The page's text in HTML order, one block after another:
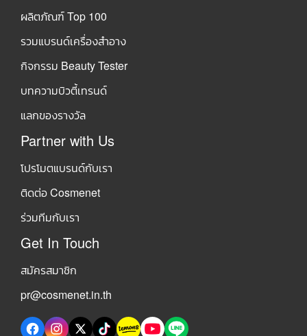
ผลิตภัณฑ์ Top 100
รวมแบรนด์เครื่องสำอาง
กิจกรรม Beauty Tester
บทความบิวตี้เทรนด์
แลกของรางวัล
Partner with Us
โปรโมตแบรนด์กับเรา
ติดต่อ Cosmenet
ร่วมทีมกับเรา
Get In Touch
สมัครสมาชิก
pr@cosmenet.in.th